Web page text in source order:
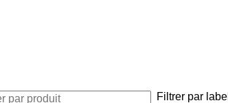
Filtrer par label